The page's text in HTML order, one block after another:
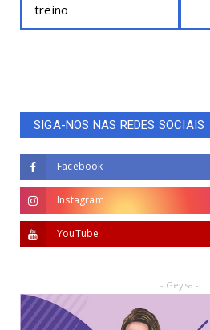
treino
SIGA-NOS NAS REDES SOCIAIS
Facebook
Instagram
YouTube
- Geysa -